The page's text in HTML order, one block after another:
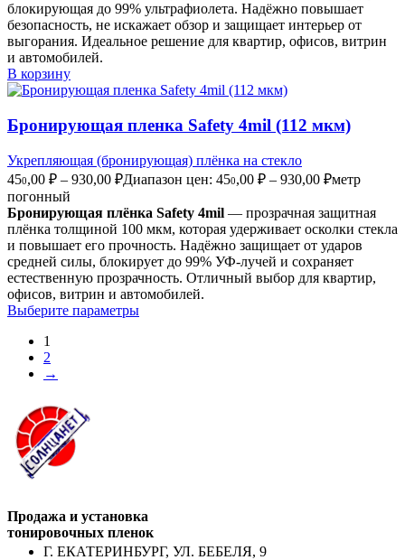
блокирующая до 99% ультрафиолета. Надёжно повышает
безопасность, не искажает обзор и защищает интерьер от
выгорания. Идеальное решение для квартир, офисов, витрин
и автомобилей.
В корзину
Бронирующая пленка Safety 4mil (112 мкм)
Укрепляющая (бронирующая) плёнка на стекло
450,00 ₽ – 930,00 ₽Диапазон цен: 450,00 ₽ – 930,00 ₽метр
погонный
Бронирующая плёнка Safety 4mil — прозрачная защитная
плёнка толщиной 100 мкм, которая удерживает осколки стекла
и повышает его прочность. Надёжно защищает от ударов
средней силы, блокирует до 99% УФ-лучей и сохраняет
естественную прозрачность. Отличный выбор для квартир,
офисов, витрин и автомобилей.
Выберите параметры
1
2
→
Продажа и установка
тонировочных пленок
Г. ЕКАТЕРИНБУРГ, УЛ. БЕБЕЛЯ, 9